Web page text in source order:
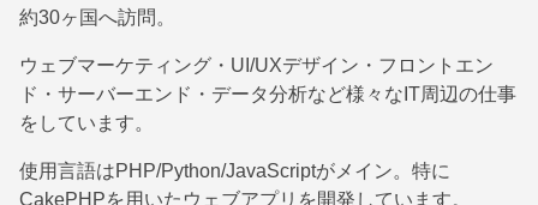
約30ヶ国へ訪問。
ウェブマーケティング・UI/UXデザイン・フロントエン
ド・サーバーエンド・データ分析など様々なIT周辺の仕事
をしています。
使用言語はPHP/Python/JavaScriptがメイン。特に
CakePHPを用いたウェブアプリを開発しています。